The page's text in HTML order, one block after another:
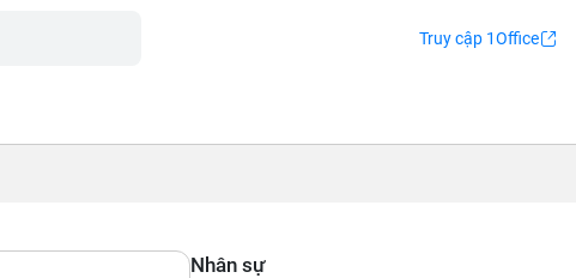
Truy cập 1Office
Nhân sự